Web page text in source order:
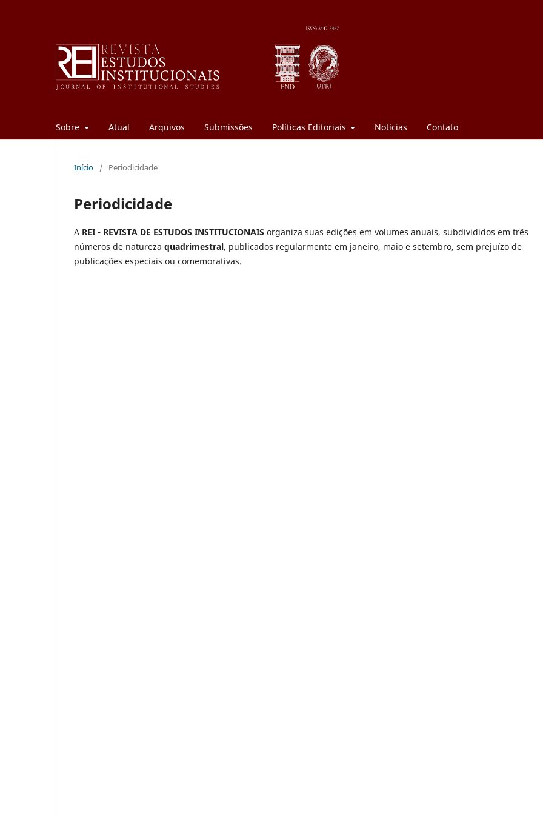
Sobre Atual Arquivos Submissões Políticas Editoriais Notícias Contato
Início / Periodicidade
Periodicidade
A REI - REVISTA DE ESTUDOS INSTITUCIONAIS organiza suas edições em volumes anuais, subdivididos em três
números de natureza quadrimestral, publicados regularmente em janeiro, maio e setembro, sem prejuízo de
publicações especiais ou comemorativas.